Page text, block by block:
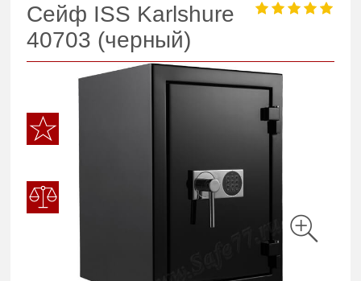
Сейф ISS Karlshure
40703 (черный)